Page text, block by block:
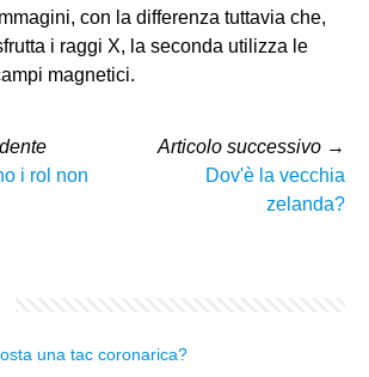
con la differenza tuttavia che,
i raggi X, la seconda utilizza le
magnetici.
i rol non
Articolo successivo →
Dov'è la vecchia
zelanda?
una tac coronarica?